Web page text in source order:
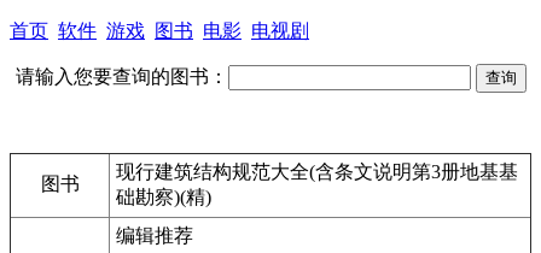
首页 软件 游戏 图书 电影 电视剧
请输入您要查询的图书：
图书
现行建筑结构规范大全(含条文说明第3册地基基
础勘察)(精)
编辑推荐